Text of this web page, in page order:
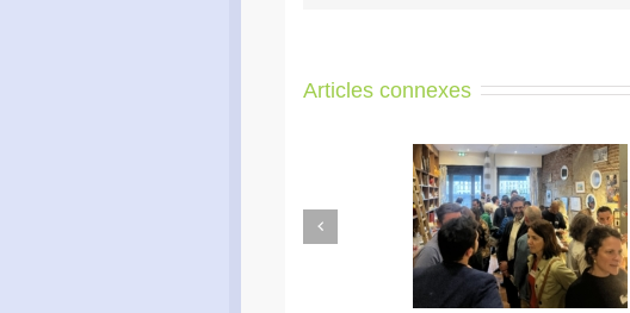
Articles connexes
Accélérateur de
l’engagement
Previous